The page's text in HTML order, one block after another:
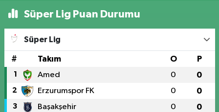
Süper Lig Puan Durumu
Süper Lig
# Takım O P
1 Amed 0 0
2 Erzurumspor FK 0 0
3 Başakşehir 0 0